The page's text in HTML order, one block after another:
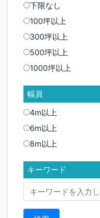
下限なし
100坪以上
300坪以上
500坪以上
1000坪以上
幅員
4m以上
6m以上
8m以上
キーワード